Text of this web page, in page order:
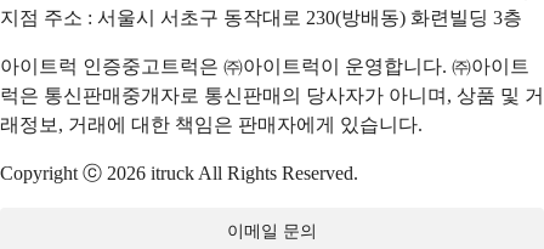
지점 주소 : 서울시 서초구 동작대로 230(방배동) 화련빌딩 3층
아이트럭 인증중고트럭은 ㈜아이트럭이 운영합니다. ㈜아이트
럭은 통신판매중개자로 통신판매의 당사자가 아니며, 상품 및 거
래정보, 거래에 대한 책임은 판매자에게 있습니다.
Copyright ⓒ 2026 itruck All Rights Reserved.
이메일 문의